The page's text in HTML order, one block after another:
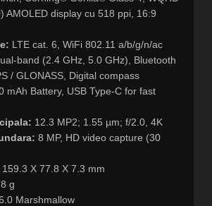
AMOLED display cu 518 ppi, 16:9
LTE cat. 6, WiFi 802.11 a/b/g/n/ac
band (2.4 GHz, 5.0 GHz), Bluetooth
/ GLONASS, Digital compass
mAh Battery, USB Type-C for fast
12.3 MP2; 1.55 µm; f/2.0, 4K
8 MP, HD video capture (30
159.3 X 77.8 X 7.3 mm
g
Marshmallow